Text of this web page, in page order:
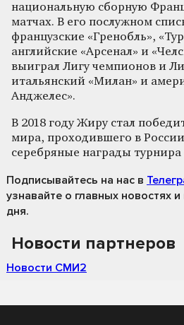
национальную сборную
матчах. В его послужном
французские «Гренобль»,
английские «Арсенал» и
выиграл Лигу чемпионов и
итальянский «Милан» и
Анджелес».
В 2018 году Жиру стал
мира, проходившего в
серебряные награды турнира
Подписывайтесь на нас в
узнавайте о главных новостях
дня.
Новости партнеров
Новости СМИ2